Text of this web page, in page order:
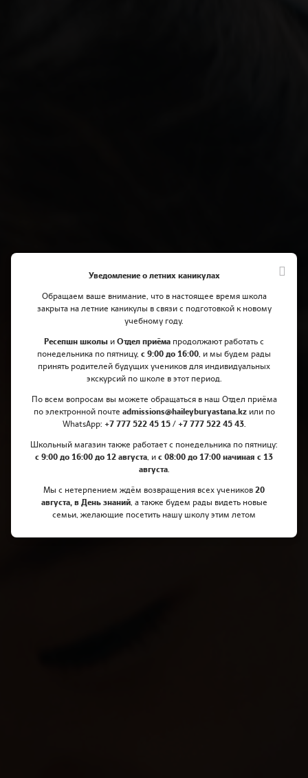
Благополучие и защита детей в
Haileybury Astana
БЛАГОПОЛУЧИЕ И ЗАЩИТА ДЕТЕЙ В
Уведомление о летних каникулах
Обращаем ваше внимание, что в настоящее время школа
закрыта на летние каникулы в связи с подготовкой к новому
учебному году.
Ресепшн школы и Отдел приёма продолжают работать с
понедельника по пятницу, с 9:00 до 16:00, и мы будем рады
принять родителей будущих учеников для индивидуальных
экскурсий по школе в этот период.
По всем вопросам вы можете обращаться в наш Отдел приёма
по электронной почте admissions@haileyburyastana.kzили по
WhatsApp: +7 777 522 45 15 / +7 777 522 45 43.
Школьный магазин также работает с понедельника по пятницу:
с 9:00 до 16:00 до 12 августа, и с 08:00 до 17:00 начиная с 13
августа.
Мы с нетерпением ждём возвращения всех учеников 20
августа, в День знаний, а также будем рады видеть новые
семьи, желающие посетить нашу школу этим летом